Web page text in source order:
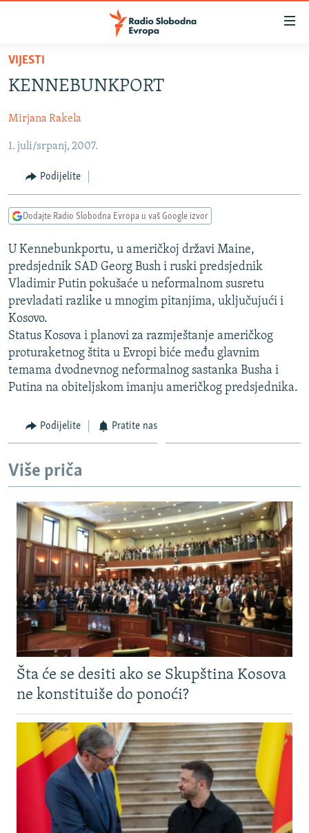
Pređite
glavni
Pređite
na
navigaciju
Pređite
na
pretragu
SRBIJA
KOSOVO
CRNA GORA
VIZUELNO
VIDEO
FOTOGALERIJE
INFOGRAFIKE
PODCASTI
RAT U UKRAJINI
KINA NA BALKANU
RSE PRIČE IZ SVIJETA
ISPRIČAJ MI
DNEVNO@RSE
SPECIJALI RSE
VIŠE OD NASLOVA
GENOCID U SREBRENICI
POPLAVE I KLIZIŠTA U BIH 2024.
TV LIBERTY
MOJA EVROPA
TRI DECENIJE OD RATA U BIH
SVE KARTE DEJTONA
NASTANAK I RASPAD JUGOSLAVIJE
Sve RFE/RL stranice
VIJESTI
KENNEBUNKPORT
Mirjana Rakela
1. juli/srpanj, 2007.
Podijelite
Dodajte Radio Slobodna Evropa u vaš Google izvor
U Kennebunkportu, u američkoj državi Maine,
predsjednik SAD Georg Bush i ruski predsjednik
Vladimir Putin pokušaće u neformalnom susretu
prevladati razlike u mnogim pitanjima, uključujući i
Kosovo.
Status Kosova i planovi za razmještanje američkog
proturaketnog štita u Evropi biće među glavnim
temama dvodnevnog neformalnog sastanka Busha i
Putina na obiteljskom imanju američkog predsjednika.
Podijelite Pratite nas
Više priča
Šta će se desiti ako se Skupština Kosova
ne konstituiše do ponoći?